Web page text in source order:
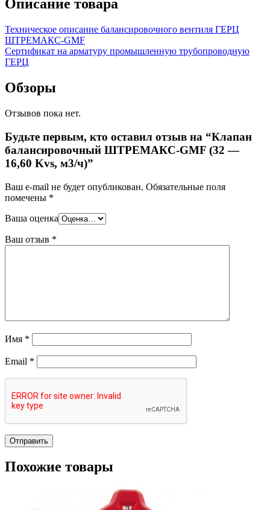
Описание товара
Техническое описание балансировочного вентиля ГЕРЦ
ШТРЕМАКС-GMF
Сертификат на арматуру промышленную трубопроводную
ГЕРЦ
Обзоры
Отзывов пока нет.
Будьте первым, кто оставил отзыв на “Клапан
балансировочный ШТРЕМАКС-GMF (32 —
16,60 Kvs, м3/ч)”
Ваш e-mail не будет опубликован. Обязательные поля
помечены *
Ваша оценка
Ваш отзыв *
Имя *
Email *
Похожие товары